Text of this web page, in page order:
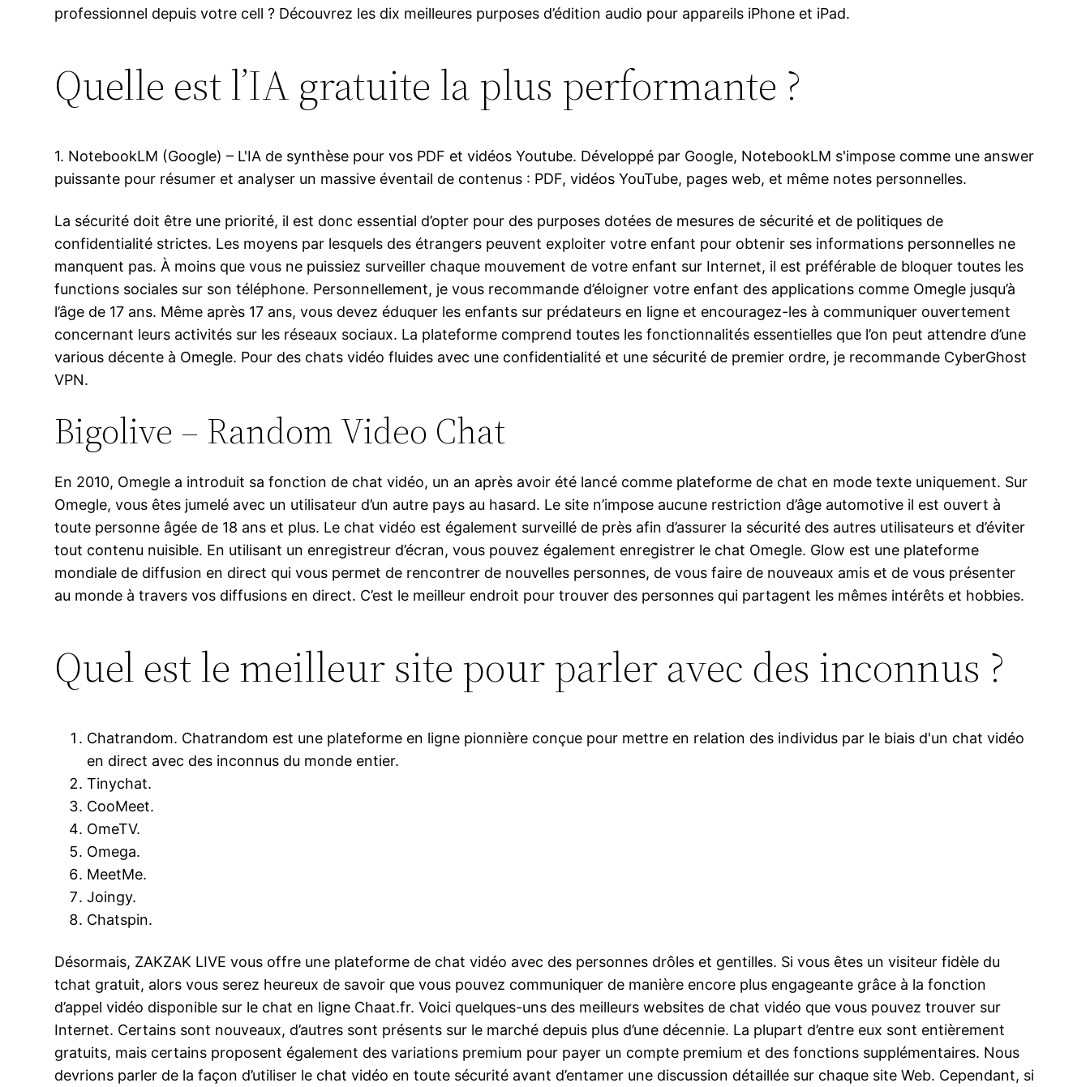
professionnel depuis votre cell ? Découvrez les dix meilleures purposes d’édition audio pour appareils iPhone et iPad.
Quelle est l’IA gratuite la plus performante ?
1. NotebookLM (Google) – L'IA de synthèse pour vos PDF et vidéos Youtube. Développé par Google, NotebookLM s'impose comme une answer
puissante pour résumer et analyser un massive éventail de contenus : PDF, vidéos YouTube, pages web, et même notes personnelles.
La sécurité doit être une priorité, il est donc essential d’opter pour des purposes dotées de mesures de sécurité et de politiques de
confidentialité strictes. Les moyens par lesquels des étrangers peuvent exploiter votre enfant pour obtenir ses informations personnelles ne
manquent pas. À moins que vous ne puissiez surveiller chaque mouvement de votre enfant sur Internet, il est préférable de bloquer toutes les
functions sociales sur son téléphone. Personnellement, je vous recommande d’éloigner votre enfant des applications comme Omegle jusqu’à
l’âge de 17 ans. Même après 17 ans, vous devez éduquer les enfants sur prédateurs en ligne et encouragez-les à communiquer ouvertement
concernant leurs activités sur les réseaux sociaux. La plateforme comprend toutes les fonctionnalités essentielles que l’on peut attendre d’une
various décente à Omegle. Pour des chats vidéo fluides avec une confidentialité et une sécurité de premier ordre, je recommande CyberGhost
VPN.
Bigolive – Random Video Chat
En 2010, Omegle a introduit sa fonction de chat vidéo, un an après avoir été lancé comme plateforme de chat en mode texte uniquement. Sur
Omegle, vous êtes jumelé avec un utilisateur d’un autre pays au hasard. Le site n’impose aucune restriction d’âge automotive il est ouvert à
toute personne âgée de 18 ans et plus. Le chat vidéo est également surveillé de près afin d’assurer la sécurité des autres utilisateurs et d’éviter
tout contenu nuisible. En utilisant un enregistreur d’écran, vous pouvez également enregistrer le chat Omegle. Glow est une plateforme
mondiale de diffusion en direct qui vous permet de rencontrer de nouvelles personnes, de vous faire de nouveaux amis et de vous présenter
au monde à travers vos diffusions en direct. C’est le meilleur endroit pour trouver des personnes qui partagent les mêmes intérêts et hobbies.
Quel est le meilleur site pour parler avec des inconnus ?
Chatrandom. Chatrandom est une plateforme en ligne pionnière conçue pour mettre en relation des individus par le biais d'un chat vidéo
en direct avec des inconnus du monde entier.
Tinychat.
CooMeet.
OmeTV.
Omega.
MeetMe.
Joingy.
Chatspin.
Désormais, ZAKZAK LIVE vous offre une plateforme de chat vidéo avec des personnes drôles et gentilles. Si vous êtes un visiteur fidèle du
tchat gratuit, alors vous serez heureux de savoir que vous pouvez communiquer de manière encore plus engageante grâce à la fonction
d’appel vidéo disponible sur le chat en ligne Chaat.fr. Voici quelques-uns des meilleurs websites de chat vidéo que vous pouvez trouver sur
Internet. Certains sont nouveaux, d’autres sont présents sur le marché depuis plus d’une décennie. La plupart d’entre eux sont entièrement
gratuits, mais certains proposent également des variations premium pour payer un compte premium et des fonctions supplémentaires. Nous
devrions parler de la façon d’utiliser le chat vidéo en toute sécurité avant d’entamer une discussion détaillée sur chaque site Web. Cependant, si